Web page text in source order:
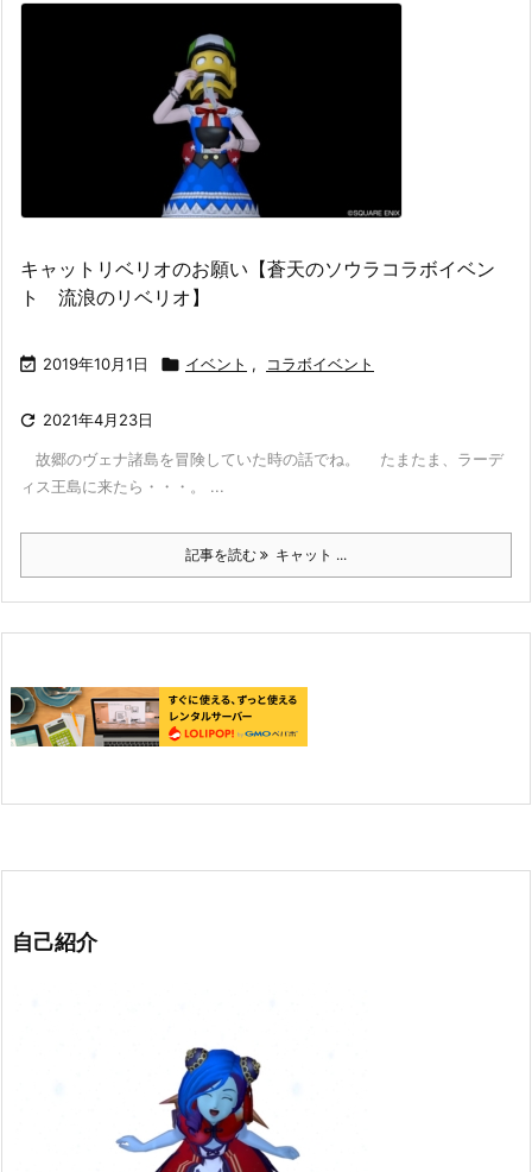
キャットリベリオのお願い【蒼天のソウラコラボイベン
ト 流浪のリベリオ】
 2019年10月1日  イベント , コラボイベント
 2021年4月23日
故郷のヴェナ諸島を冒険していた時の話でね。 たまたま、ラーデ
ィス王島に来たら・・・。 ...
記事を読む キャット ...
自己紹介